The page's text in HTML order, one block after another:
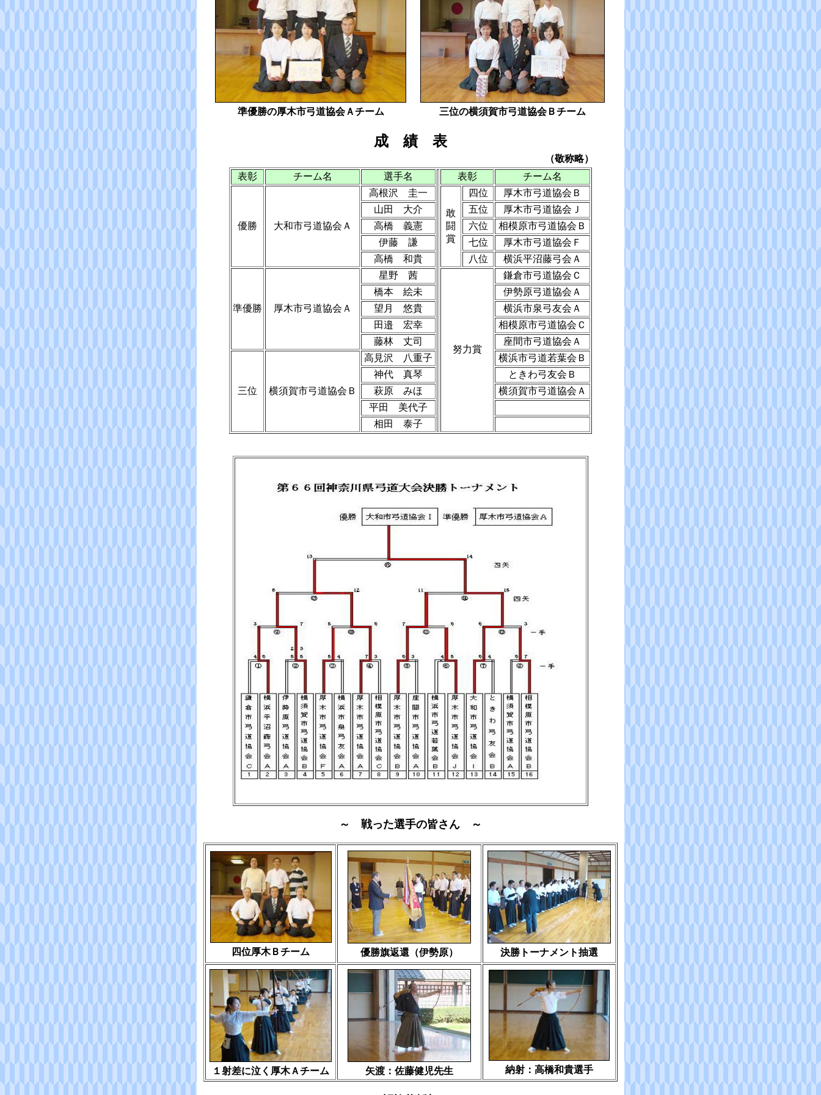
準優勝の厚木市弓道協会Ａチーム 三位の横須賀市弓道協会Ｂチーム
成 績 表
（敬称略）
表彰
チーム名 選手名 表彰 チーム名
優勝 大和市弓道協会Ａ
高根沢 圭一
敢
闘
賞
四位
厚木市弓道協会Ｂ
山田 大介
五位
厚木市弓道協会Ｊ
高橋 義憲
六位
相模原市弓道協会Ｂ
伊藤 謙
七位
厚木市弓道協会Ｆ
高橋 和貴
八位 横浜平沼藤弓会Ａ
準優勝 厚木市弓道協会Ａ
星野 茜
努力賞
鎌倉市弓道協会Ｃ
橋本 絵未
伊勢原弓道協会Ａ
望月 悠貴
横浜市泉弓友会Ａ
田邉 宏幸
相模原市弓道協会Ｃ
藤林 丈司
座間市弓道協会Ａ
三位 横須賀市弓道協会Ｂ
高見沢 八重子
横浜市弓道若葉会Ｂ
神代 真琴
ときわ弓友会Ｂ
萩原 みほ
横須賀市弓道協会Ａ
平田 美代子
相田 泰子
～ 戦った選手の皆さん ～
四位厚木Ｂチーム 優勝旗返還（伊勢原） 決勝トーナメント抽選
１射差に泣く厚木Ａチーム 矢渡：佐藤健児先生 納射：高橋和貴選手